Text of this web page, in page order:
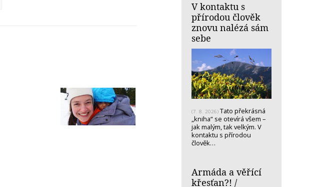
V kontaktu s
přírodou člověk
znovu nalézá sám
sebe
(7. 8. 2026) Tato překrásná
„kniha“ se otevírá všem –
jak malým, tak velkým. V
kontaktu s přírodou
člověk…
Armáda a věřící
křesťan?! /